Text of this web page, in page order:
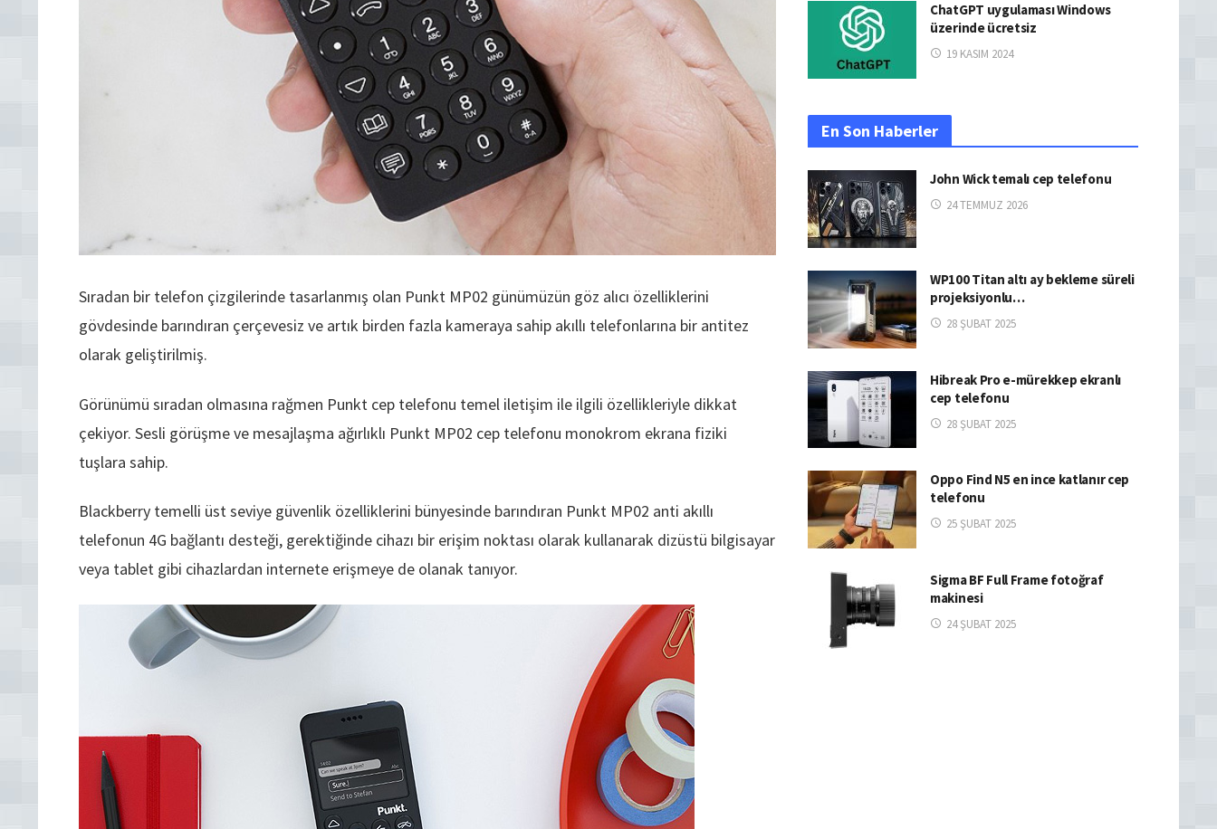
Sıradan bir telefon çizgilerinde tasarlanmış olan Punkt MP02 günümüzün göz alıcı özelliklerini
gövdesinde barındıran çerçevesiz ve artık birden fazla kameraya sahip akıllı telefonlarına bir antitez
olarak geliştirilmiş.
Görünümü sıradan olmasına rağmen Punkt cep telefonu temel iletişim ile ilgili özellikleriyle dikkat
çekiyor. Sesli görüşme ve mesajlaşma ağırlıklı Punkt MP02 cep telefonu monokrom ekrana fiziki
tuşlara sahip.
Blackberry temelli üst seviye güvenlik özelliklerini bünyesinde barındıran Punkt MP02 anti akıllı
telefonun 4G bağlantı desteği, gerektiğinde cihazı bir erişim noktası olarak kullanarak dizüstü bilgisayar
veya tablet gibi cihazlardan internete erişmeye de olanak tanıyor.
ChatGPT uygulaması Windows
üzerinde ücretsiz
19 KASIM 2024
En Son Haberler
John Wick temalı cep telefonu
24 TEMMUZ 2026
WP100 Titan altı ay bekleme süreli
projeksiyonlu…
28 ŞUBAT 2025
Hibreak Pro e-mürekkep ekranlı
cep telefonu
28 ŞUBAT 2025
Oppo Find N5 en ince katlanır cep
telefonu
25 ŞUBAT 2025
Sigma BF Full Frame fotoğraf
makinesi
24 ŞUBAT 2025